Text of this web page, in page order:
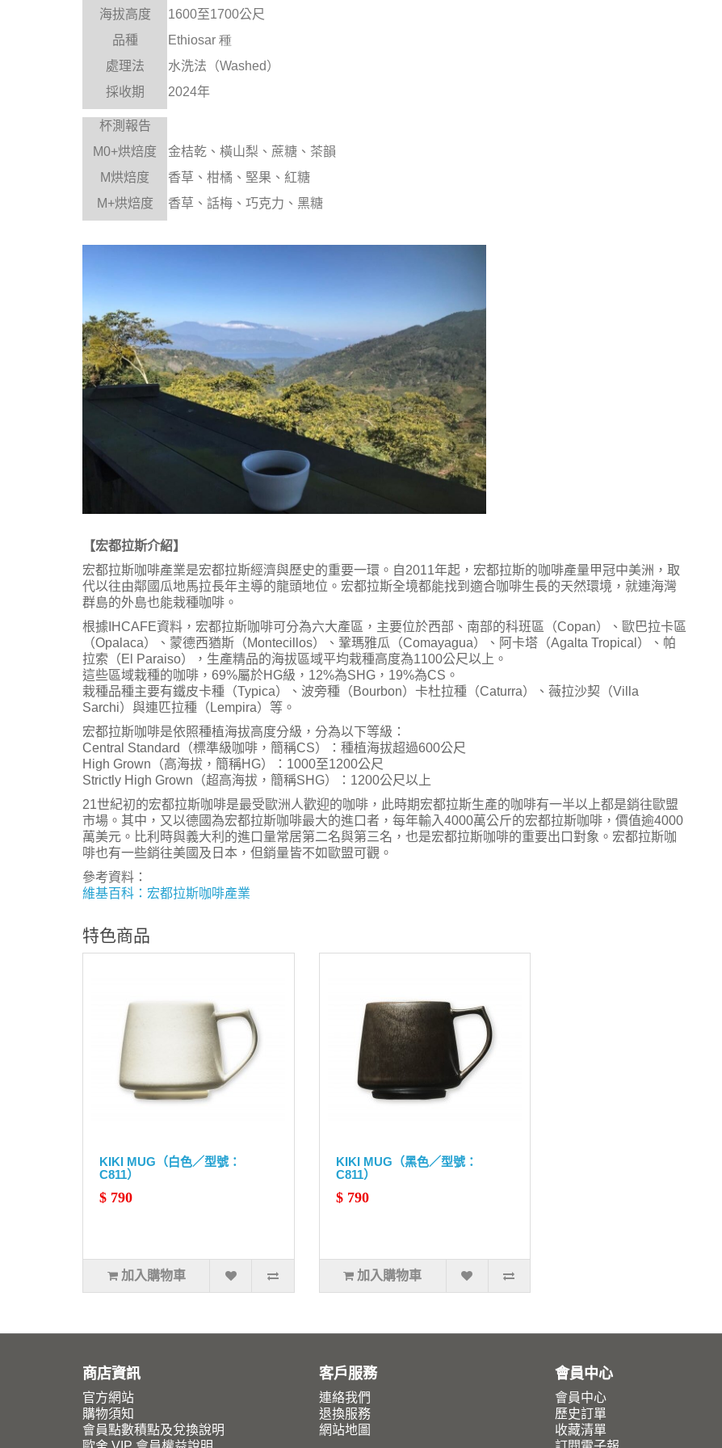
海拔高度 1600至1700公尺
品種
Ethiosar 種
處理法
水洗法 （Washed）
採收期
2024年
杯測報告
M0+烘焙度
金桔乾、橫山梨、蔗糖、茶韻
M烘焙度
香草、柑橘、堅果、紅糖
M+烘焙度
香草、話梅、巧克力、黑糖
【宏都拉斯介紹】
宏都拉斯咖啡產業是宏都拉斯經濟與歷史的重要一環。自2011年起，宏都拉斯的咖啡產量甲冠中美洲，取
代以往由鄰國瓜地馬拉長年主導的龍頭地位。宏都拉斯全境都能找到適合咖啡生長的天然環境，就連海灣
群島的外島也能栽種咖啡。
根據IHCAFE資料，宏都拉斯咖啡可分為六大產區，主要位於西部、南部的科班區（Copan）、歐巴拉卡區
（Opalaca）、蒙德西猶斯（Montecillos）、鞏瑪雅瓜（Comayagua）、阿卡塔（Agalta Tropical）、帕
拉索（El Paraiso），生產精品的海拔區域平均栽種高度為1100公尺以上。
這些區域栽種的咖啡，69%屬於HG級，12%為SHG，19%為CS。
栽種品種主要有鐵皮卡種（Typica）、波旁種（Bourbon）卡杜拉種（Caturra）、薇拉沙契（Villa
Sarchi）與連匹拉種（Lempira）等。
宏都拉斯咖啡是依照種植海拔高度分級，分為以下等級：
Central Standard（標準級咖啡，簡稱CS）：種植海拔超過600公尺
High Grown（高海拔，簡稱HG）：1000至1200公尺
Strictly High Grown（超高海拔，簡稱SHG）：1200公尺以上
21世紀初的宏都拉斯咖啡是最受歐洲人歡迎的咖啡，此時期宏都拉斯生產的咖啡有一半以上都是銷往歐盟
市場。其中，又以德國為宏都拉斯咖啡最大的進口者，每年輸入4000萬公斤的宏都拉斯咖啡，價值逾4000
萬美元。比利時與義大利的進口量常居第二名與第三名，也是宏都拉斯咖啡的重要出口對象。宏都拉斯咖
啡也有一些銷往美國及日本，但銷量皆不如歐盟可觀。
參考資料：
維基百科：宏都拉斯咖啡產業
特色商品
KIKI MUG（白色／型號：
C811）
$ 790
加入購物車
KIKI MUG（黑色／型號：
C811）
$ 790
加入購物車
商店資訊
官方網站
購物須知
會員點數積點及兌換說明
客戶服務
連絡我們
退換服務
網站地圖
會員中心
會員中心
歷史訂單
收藏清單